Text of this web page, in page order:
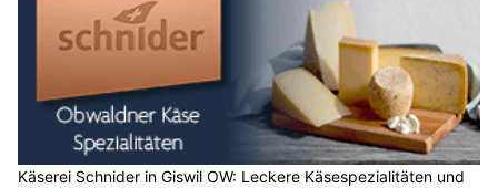
Käserei Schnider in Giswil OW: Leckere Käsespezialitäten und